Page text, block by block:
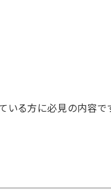
る方に必見の内容で